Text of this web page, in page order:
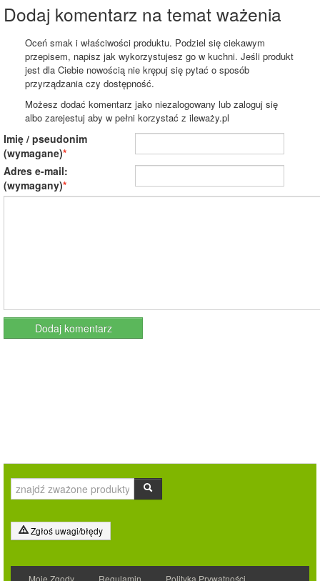
Dodaj komentarz na temat ważenia
Oceń smak i właściwości produktu. Podziel się ciekawym
przepisem, napisz jak wykorzystujesz go w kuchni. Jeśli produkt
jest dla Ciebie nowością nie krępuj się pytać o sposób
przyrządzania czy dostępność.
Możesz dodać komentarz jako niezalogowany lub zaloguj się
albo zarejestuj aby w pełni korzystać z ileważy.pl
Imię / pseudonim
(wymagane)
Adres e-mail:
(wymagany)
Zgłoś uwagi/błędy